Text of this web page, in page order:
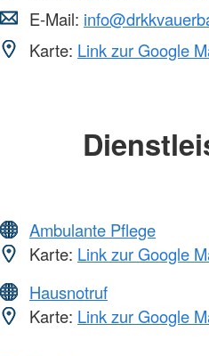
E-Mail:
Karte: Link zur Google
Ambulante Pflege
Karte: Link zur Google
Hausnotruf
Karte: Link zur Google